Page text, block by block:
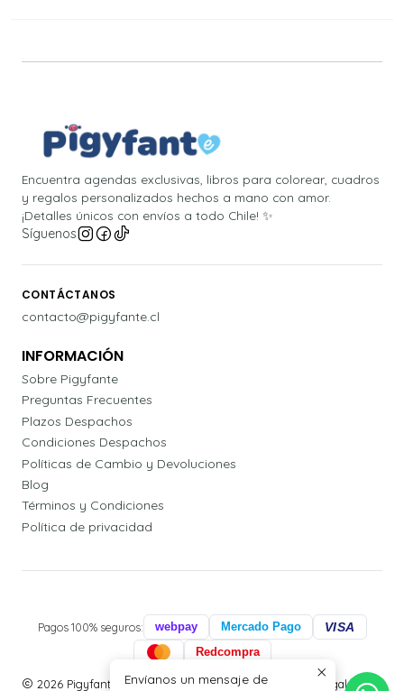
Encuentra agendas exclusivas, libros para colorear, cuadros
y regalos personalizados hechos a mano con amor.
¡Detalles únicos con envíos a todo Chile! ✨
Síguenos
CONTÁCTANOS
contacto@pigyfante.cl
INFORMACIÓN
Sobre Pigyfante
Preguntas Frecuentes
Plazos Despachos
Condiciones Despachos
Políticas de Cambio y Devoluciones
Blog
Términos y Condiciones
Política de privacidad
Pagos 100% seguros: webpay Mercado Pago VISA
Redcompra
2026 Pigyfante | Papelería, Agendas Profesionales y Regalos
Envíanos un mensaje de